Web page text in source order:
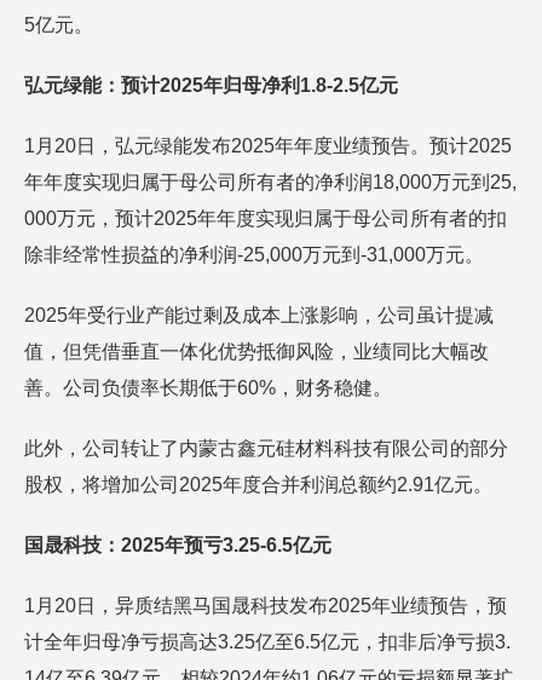
5亿元。
弘元绿能：预计2025年归母净利1.8-2.5亿元
1月20日，弘元绿能发布2025年年度业绩预告。预计2025
年年度实现归属于母公司所有者的净利润18,000万元到25,
000万元，预计2025年年度实现归属于母公司所有者的扣
除非经常性损益的净利润-25,000万元到-31,000万元。
2025年受行业产能过剩及成本上涨影响，公司虽计提减
值，但凭借垂直一体化优势抵御风险，业绩同比大幅改
善。公司负债率长期低于60%，财务稳健。
此外，公司转让了内蒙古鑫元硅材料科技有限公司的部分
股权，将增加公司2025年度合并利润总额约2.91亿元。
国晟科技：2025年预亏3.25-6.5亿元
1月20日，异质结黑马国晟科技发布2025年业绩预告，预
计全年归母净亏损高达3.25亿至6.5亿元，扣非后净亏损3.